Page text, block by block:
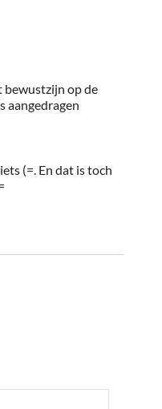
bewustzijn op de
aangedragen
(=. En dat is toch